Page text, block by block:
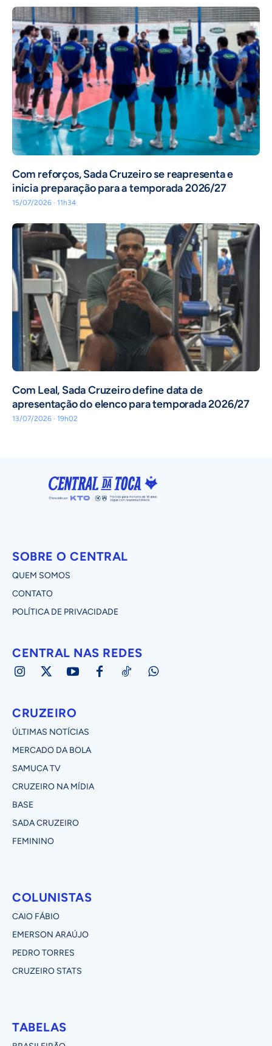
Com reforços, Sada Cruzeiro se reapresenta e
inicia preparação para a temporada 2026/27
15/07/2026 · 11h34
Com Leal, Sada Cruzeiro define data de
apresentação do elenco para temporada 2026/27
13/07/2026 · 19h02
SOBRE O CENTRAL
QUEM SOMOS
CONTATO
POLÍTICA DE PRIVACIDADE
CENTRAL NAS REDES
CRUZEIRO
ÚLTIMAS NOTÍCIAS
MERCADO DA BOLA
SAMUCA TV
CRUZEIRO NA MÍDIA
BASE
SADA CRUZEIRO
FEMININO
COLUNISTAS
CAIO FÁBIO
EMERSON ARAÚJO
PEDRO TORRES
CRUZEIRO STATS
TABELAS